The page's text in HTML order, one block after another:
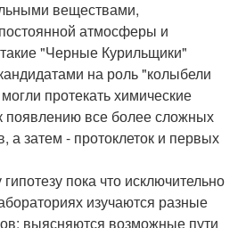
веществами,
атмосферы и
"Черные Курильщики"
на роль "колыбели
протекать химические
появлению все более сложных
а затем - протоклеток и первых
пока что исключительно
изучаются разные
выясняются возможные пути